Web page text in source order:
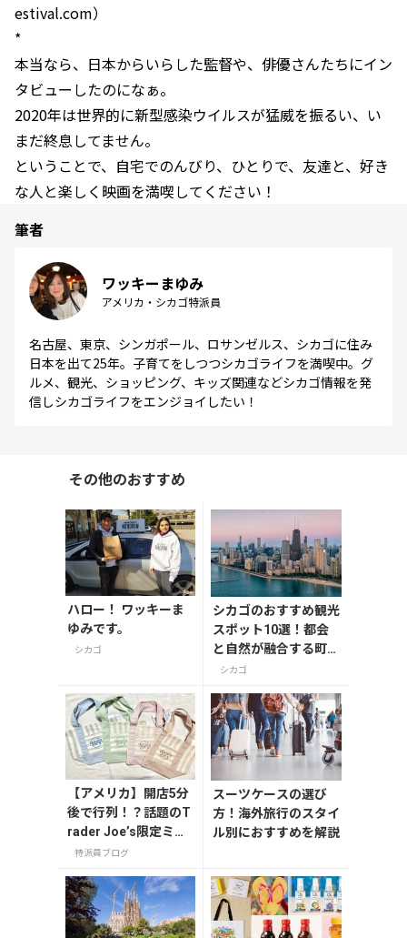
estival.com）
*
本当なら、日本からいらした監督や、俳優さんたちにイン
タビューしたのになぁ。
2020年は世界的に新型感染ウイルスが猛威を振るい、い
まだ終息してません。
ということで、自宅でのんびり、ひとりで、友達と、好き
な人と楽しく映画を満喫してください！
筆者
ワッキーまゆみ
アメリカ・シカゴ特派員
名古屋、東京、シンガポール、ロサンゼルス、シカゴに住み
日本を出て25年。子育てをしつつシカゴライフを満喫中。グ
ルメ、観光、ショッピング、キッズ関連などシカゴ情報を発
信しシカゴライフをエンジョイしたい！
その他のおすすめ
ハロー！ ワッキーま
ゆみです。
シカゴ
シカゴのおすすめ観光
スポット10選！都会
と自然が融合する町を
楽しみつくす
シカゴ
【アメリカ】開店5分
後で行列！？話題のT
rader Joe’s限定ミニ
トート発売日レポ
特派員ブログ
スーツケースの選び
方！海外旅行のスタイ
ル別におすすめを解説